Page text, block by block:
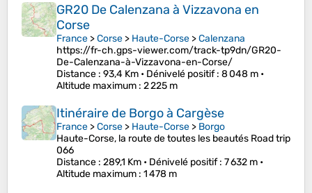
GR20 De Calenzana à Vizzavona en
Corse
France >Corse > Haute-Corse >Calenzana
https://fr-ch.gps-viewer.com/track-tp9dn/GR20-
De-Calenzana-à-Vizzavona-en-Corse/
Distance : 93,4 Km • Dénivelé positif: 8 048 m •
Altitude maximum : 2 225 m
Itinéraire de Borgo à Cargèse
France >Corse > Haute-Corse > Borgo
Haute-Corse, la route de toutes les beautés Road trip
066
Distance : 289,1 Km • Dénivelé positif: 7 632 m •
Altitude maximum : 1 478 m